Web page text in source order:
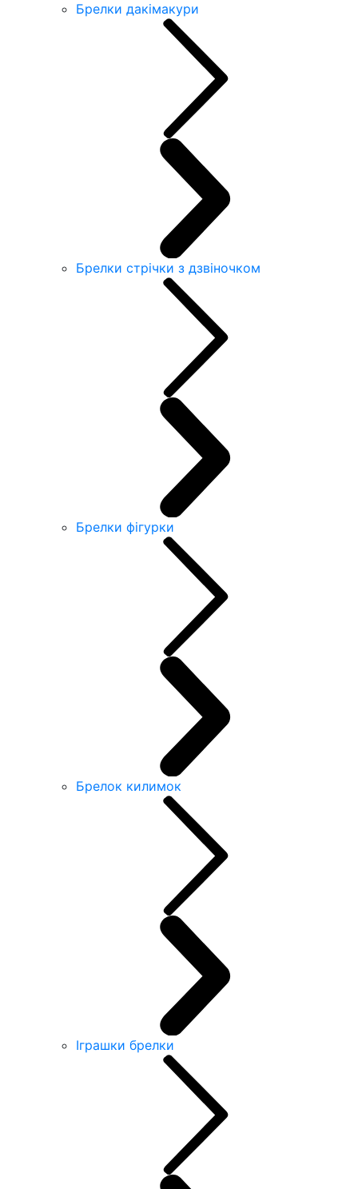
Брелки дакімакури
Брелки стрічки з дзвіночком
Брелки фігурки
Брелок килимок
Іграшки брелки